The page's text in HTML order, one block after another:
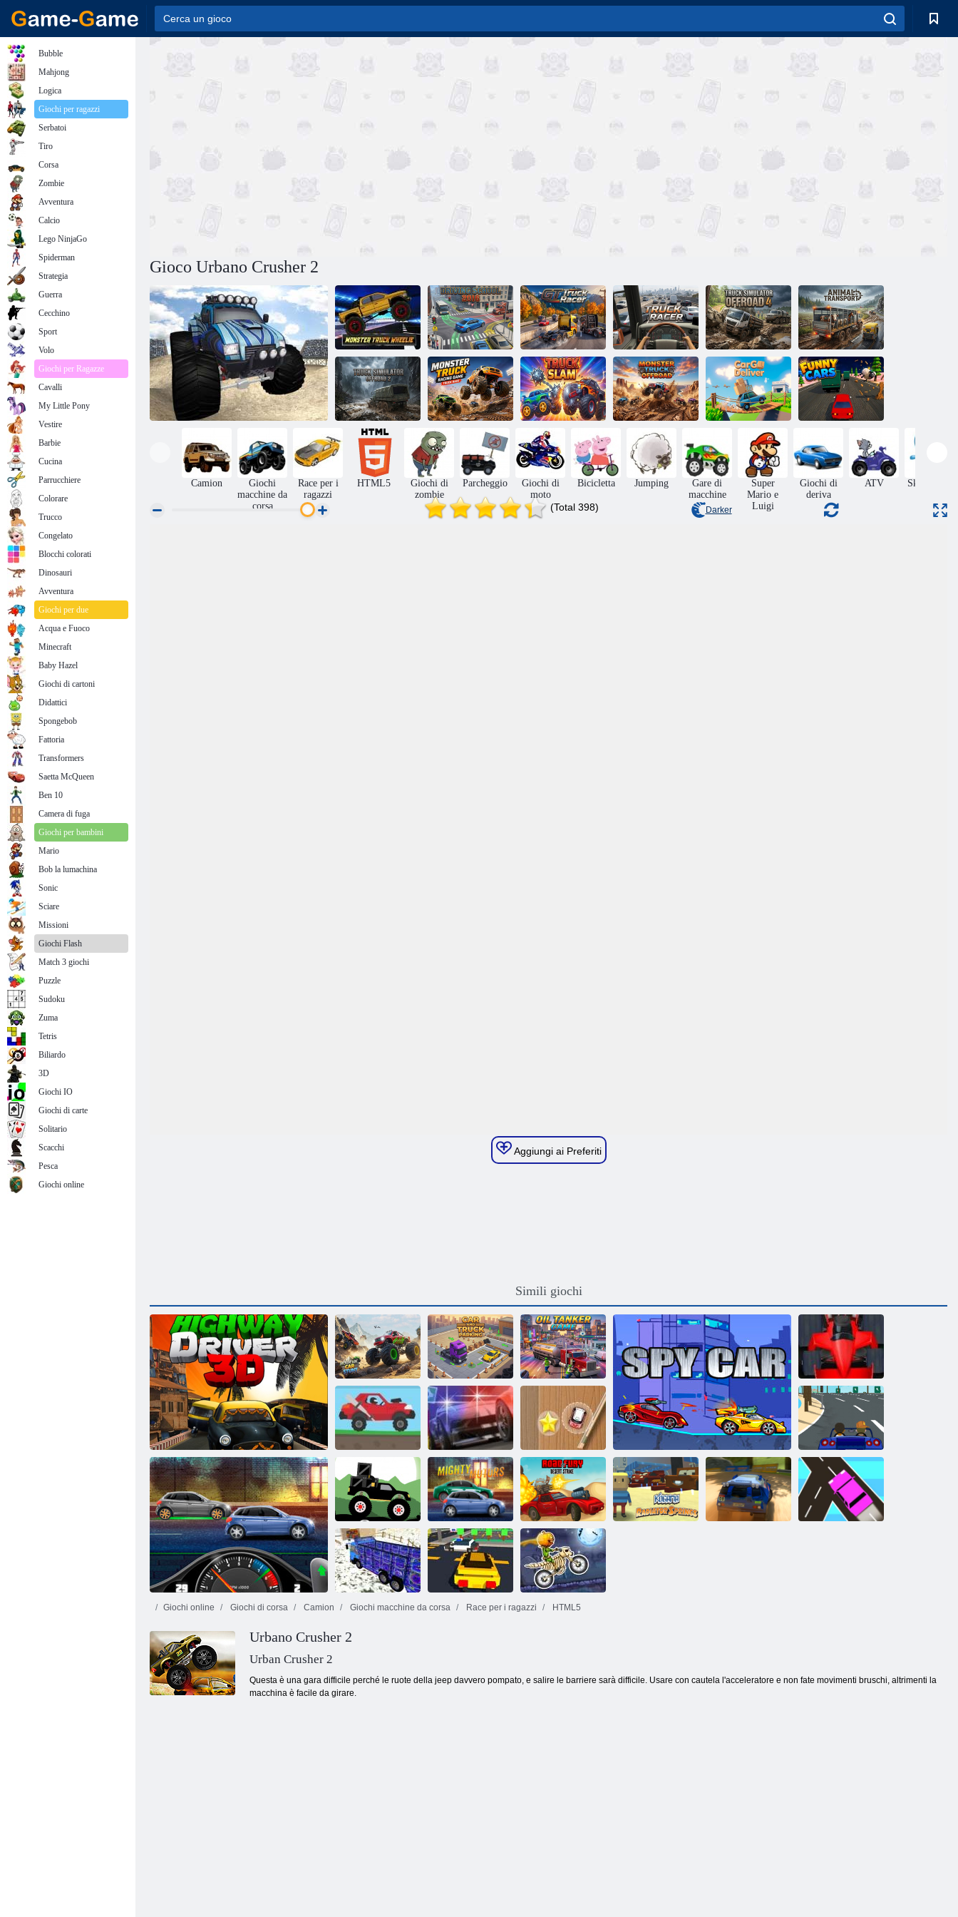
Gioco Urbano Crusher 2
Mostro Truck
Wheelie
Scuola guida
2016
Pilota di camion
GT
Corridore di
camion
Simulatore di
camion
fuoristrada 4
Trasporto di
animali
Simulatore di
camion
fuoristrada 2
Monster Truck
Racing Gioco
Gara di camion
Scontro di
Monster Truck
fuoristrada
Consegna
CarGO
Macchine
divertenti
Camion
Giochi
macchine da
corsa
Race per i
ragazzi
HTML5
Giochi di
zombie
Parcheggio
Giochi di
moto
Bicicletta Jumping
Gare di
macchine
Super
Mario e
Luigi
Giochi di
deriva
ATV Skateboard
(Total 398) Darker
Aggiungi ai Preferiti
Simili giochi
Autista di autostrada 3D
Acrobazie in
montagna
Parcheggio per
auto e camion
Gioco della
petroliera
Febbre formula
In salita Racing
2
Polizia: Via
Pursuit
Mini corsa di
gara
Delinquente
Monster Truck
Forest-consegna
Potenti motori
Strada della
Furia Desert
Strike
Giochi online Giochi di corsa Camion Giochi macchine da corsa Race per i ragazzi HTML5
Urbano Crusher 2
Urban Crusher 2
Questa è una gara difficile perché le ruote della jeep davvero pompato, e salire le barriere sarà difficile. Usare con cautela l'acceleratore e non fate movimenti bruschi, altrimenti la
macchina è facile da girare.
Bubble
Mahjong
Logica
Giochi per ragazzi
Serbatoi
Tiro
Corsa
Zombie
Avventura
Calcio
Lego NinjaGo
Spiderman
Strategia
Guerra
Cecchino
Sport
Volo
Giochi per Ragazze
Cavalli
My Little Pony
Vestire
Barbie
Cucina
Parrucchiere
Colorare
Trucco
Congelato
Blocchi colorati
Dinosauri
Avventura
Giochi per due
Acqua e Fuoco
Minecraft
Baby Hazel
Giochi di cartoni
Didattici
Spongebob
Fattoria
Transformers
Saetta McQueen
Ben 10
Camera di fuga
Giochi per bambini
Mario
Bob la lumachina
Sonic
Sciare
Missioni
Giochi Flash
Match 3 giochi
Puzzle
Sudoku
Zuma
Tetris
Biliardo
3D
Giochi IO
Giochi di carte
Solitario
Scacchi
Pesca
Giochi online